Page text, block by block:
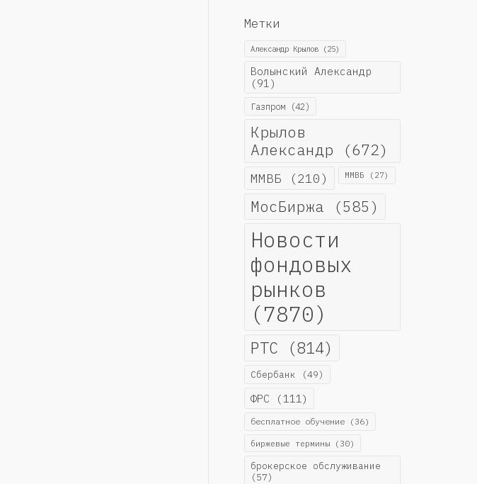
Метки
Александр Крылов(25)
Волынский Александр
(91)
Газпром(42)
Крылов
Александр (672)
ММВБ (210) ММВБ (27)
МосБиржа (585)
Новости
фондовых
рынков
(7870)
РТС (814)
Сбербанк (49)
ФРС (111)
бесплатное обучение(36)
биржевые термины(30)
брокерское обслуживание
(57)